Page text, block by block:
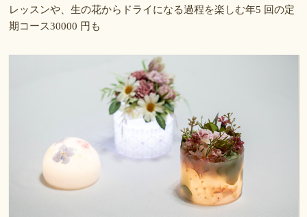
レッスンや、生の花からドライになる過程を楽しむ年5 回の定
期コース30000 円も